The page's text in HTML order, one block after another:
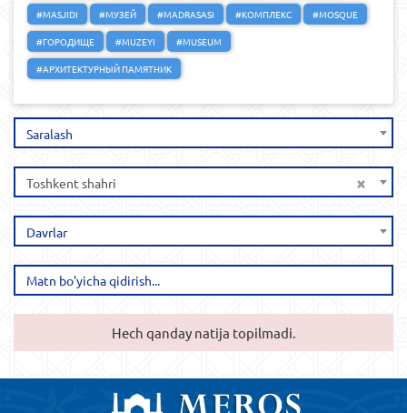
#MASJIDI
#МУЗЕЙ #MADRASASI #КОМПЛЕКС
#MOSQUE
#ГОРОДИЩЕ
#MUZEYI
#MUSEUM
#АРХИТЕКТУРНЫЙ ПАМЯТНИК
Saralash
×
Toshkent shahri
Davrlar
Hech qanday natija topilmadi.